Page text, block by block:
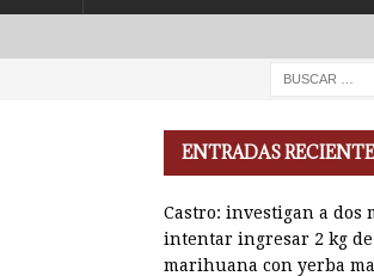
ENTRADAS
Castro: investigan a dos
intentar ingresar 2 kg de
marihuana con yerba